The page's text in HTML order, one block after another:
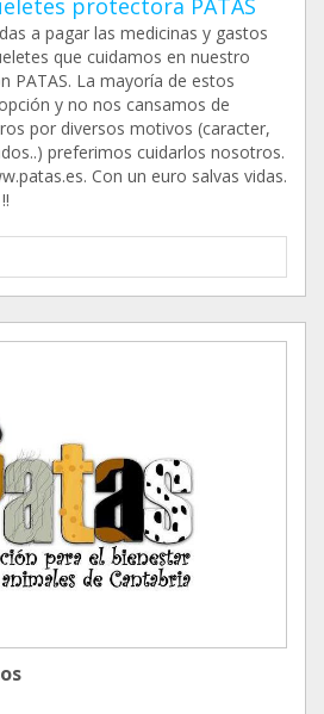
protectora PATAS
a pagar las medicinas y gastos
que cuidamos en nuestro
PATAS. La mayoría de estos
y no nos cansamos de
por diversos motivos (caracter,
preferimos cuidarlos nosotros.
Con un euro salvas vidas.